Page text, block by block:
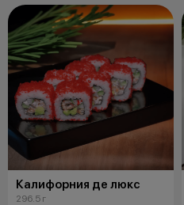
Калифорния де люкс
296.5 г